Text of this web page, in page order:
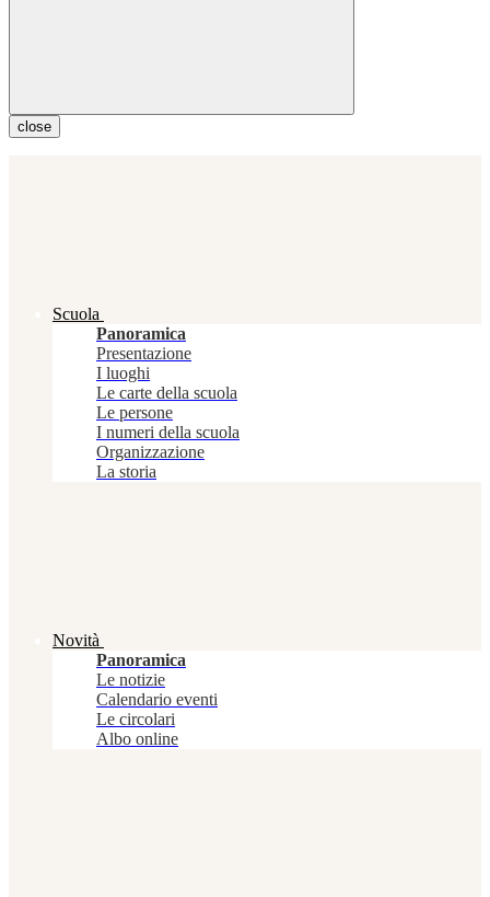
close
Scuola
Panoramica
Presentazione
I luoghi
Le carte della scuola
Le persone
I numeri della scuola
Organizzazione
La storia
Novità
Panoramica
Le notizie
Calendario eventi
Le circolari
Albo online